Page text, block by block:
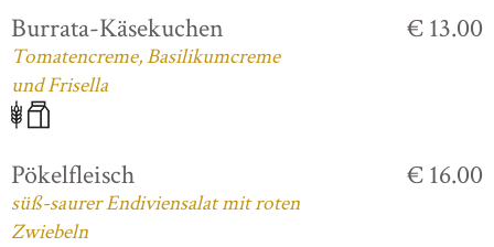
Burrata-Käsekuchen
Tomatencreme, Basilikumcreme
und Frisella
€ 13.00
Pökelfleisch
süß-saurer Endiviensalat mit roten
Zwiebeln
€ 16.00